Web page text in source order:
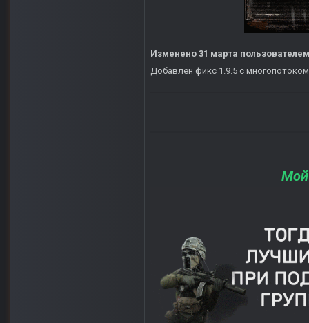
Изменено 31 марта
Добавлен фикс 1.9.5 с